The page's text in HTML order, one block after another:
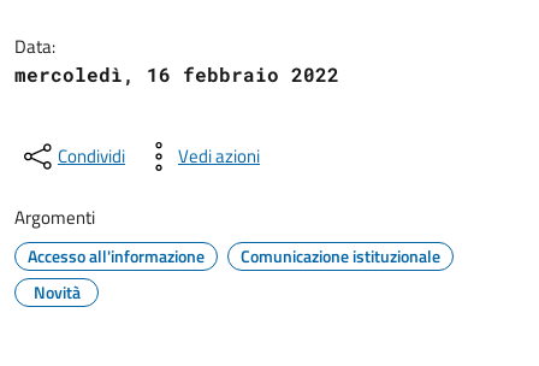
Data:
mercoledì, 16 febbraio 2022
Condividi Vedi azioni
Argomenti
Accesso all'informazione
Comunicazione istituzionale
Novità